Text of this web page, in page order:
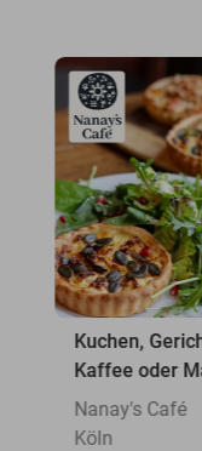
Kuchen,
Kaffee oder
Nanay's Café
Köln